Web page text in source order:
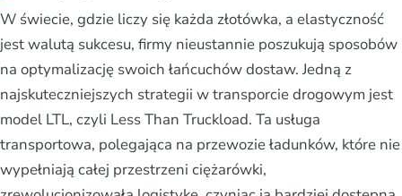
W świecie, gdzie liczy się każda złotówka, a elastyczność
jest walutą sukcesu, firmy nieustannie poszukują sposobów
na optymalizację swoich łańcuchów dostaw. Jedną z
najskuteczniejszych strategii w transporcie drogowym jest
model LTL, czyli Less Than Truckload. Ta usługa
transportowa, polegająca na przewozie ładunków, które nie
wypełniają całej przestrzeni ciężarówki,